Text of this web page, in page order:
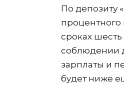
По депозиту
процентного
сроках
соблюдении
зарплаты и
будет ниже